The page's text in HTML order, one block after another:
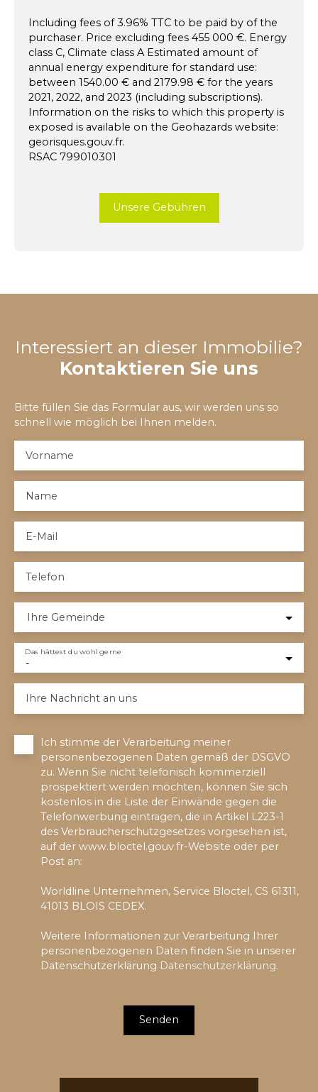
Including fees of 3.96% TTC to be paid by of the
purchaser. Price excluding fees 455 000 €. Energy
class C, Climate class A Estimated amount of
annual energy expenditure for standard use:
between 1540.00 € and 2179.98 € for the years
2021, 2022, and 2023 (including subscriptions).
Information on the risks to which this property is
exposed is available on the Geohazards website:
georisques.gouv.fr.
RSAC 799010301
Unsere Gebühren
Interessiert an dieser Immobilie?
Kontaktieren Sie uns
Bitte füllen Sie das Formular aus, wir werden uns so
schnell wie möglich bei Ihnen melden.
Vorname
Name
E-Mail
Telefon
Ihre Gemeinde
-
Das hättest du wohl gerne
Ihre Nachricht an uns
Ich stimme der Verarbeitung meiner
personenbezogenen Daten gemäß der DSGVO
zu. Wenn Sie nicht telefonisch kommerziell
prospektiert werden möchten, können Sie sich
kostenlos in die Liste der Einwände gegen die
Telefonwerbung eintragen, die in Artikel L223-1
des Verbraucherschutzgesetzes vorgesehen ist,
auf der www.bloctel.gouv.fr-Website oder per
Post an:
Worldline Unternehmen, Service Bloctel, CS 61311,
41013 BLOIS CEDEX.
Weitere Informationen zur Verarbeitung Ihrer
personenbezogenen Daten finden Sie in unserer
Datenschutzerklärung Datenschutzerklärung.
Senden